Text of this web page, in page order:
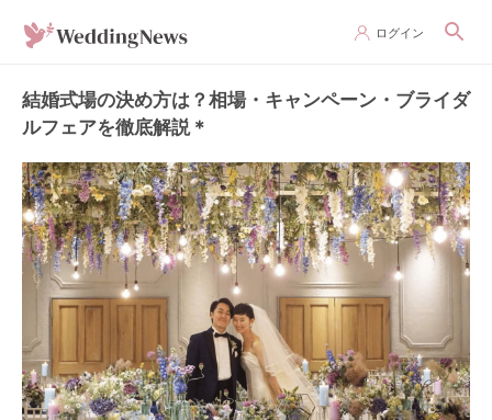
ログイン
結婚式場の決め方は？相場・キャンペーン・ブライダ
ルフェアを徹底解説＊